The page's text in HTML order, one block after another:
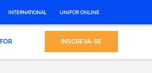
INTERNATIONAL UNIFOR ONLINE
INSCREVA-SE